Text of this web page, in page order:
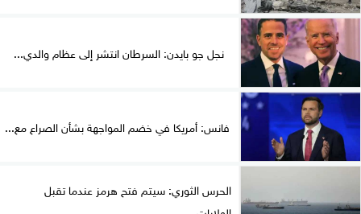
نجل جو بايدن: السرطان انتشر إلى عظام والدي...
فانس: أمريكا في خضم المواجهة بشأن الصراع مع...
الحرس الثوري: سيتم فتح هرمز عندما تقبل